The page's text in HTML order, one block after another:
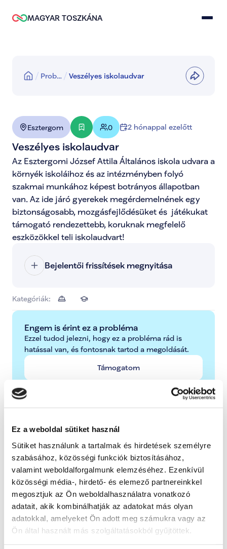
Ez a weboldal sütiket használ
Sütiket használunk a tartalmak és hirdetések személyre
szabásához, közösségi funkciók biztosításához,
valamint weboldalforgalmunk elemzéséhez. Ezenkívül
közösségi média-, hirdető- és elemező partnereinkkel
megosztjuk az Ön weboldalhasználatra vonatkozó
adatait, akik kombinálhatják az adatokat más olyan
adatokkal, amelyeket Ön adott meg számukra vagy az
Ön által használt más szolgáltatásokból gyűjtöttek.
MAGYAR TOSZKÁNA
Prob… Veszélyes iskolaudvar
Esztergom 0 2 hónappal ezelőtt
Veszélyes iskolaudvar
Az Esztergomi József Attila Általános iskola udvara a
környék iskoláihoz és az intézményben folyó
szakmai munkához képest botrányos állapotban
van. Az ide járó gyerekek megérdemelnének egy
biztonságosabb, mozgásfejlődésüket és  játékukat
támogató rendezettebb, koruknak megfelelő
eszközökkel teli iskolaudvart!
Bejelentői frissítések megnyitása
Kategóriák:
Engem is érint ez a probléma
Ezzel tudod jelezni, hogy ez a probléma rád is
hatással van, és fontosnak tartod a megoldását.
Támogatom
További lépések a probléma kapcsán
Radnai Márk
A TISZA alelnöke, Országgyűlési képviselő,
Kormánybiztos
Teljes állapot lista megnyitása
A probléma megoldásához csatolt dokumentum(ok):
Hozzászóláshoz bejelentkezés szükséges
Bejelentkezés után azonnal csatlakozhatsz a
beszélgetéshez.